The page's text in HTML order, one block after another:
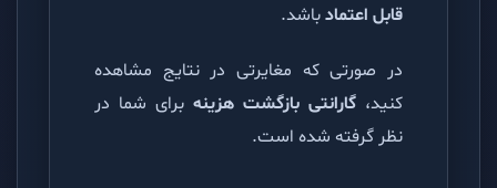
قابل اعتمادباشد.
در صورتی که مغایرتی در نتایج مشاهده
کنید، گارانتی بازگشت هزینه برای شما در
نظر گرفته شده است.